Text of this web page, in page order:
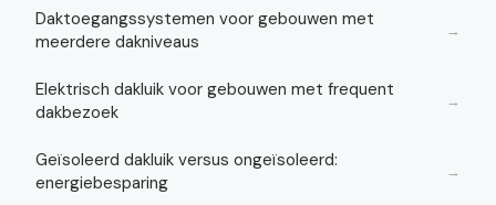
Daktoegangssystemen voor gebouwen met
meerdere dakniveaus
→
Elektrisch dakluik voor gebouwen met frequent
dakbezoek
→
Geïsoleerd dakluik versus ongeïsoleerd:
energiebesparing
→